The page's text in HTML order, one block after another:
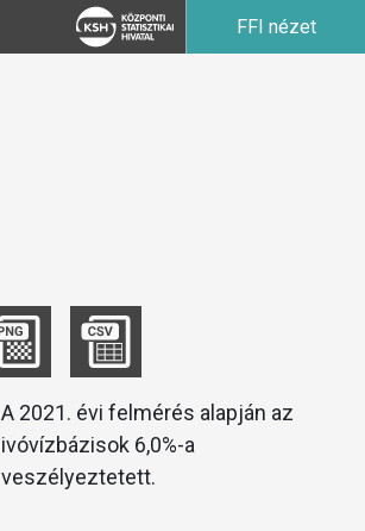
FFI nézet
A 2021. évi felmérés alapján az
ivóvízbázisok 6,0%-a
veszélyeztetett.